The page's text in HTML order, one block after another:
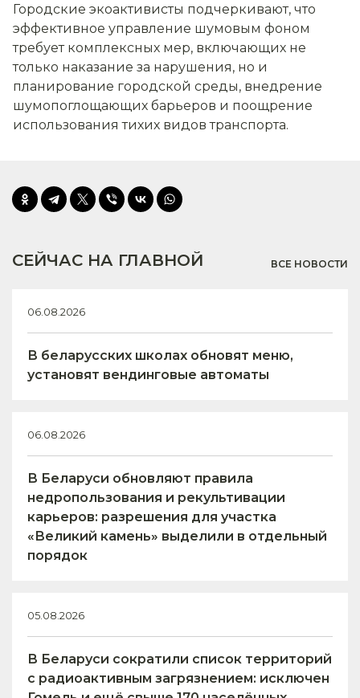
Городские экоактивисты подчеркивают, что
эффективное управление шумовым фоном
требует комплексных мер, включающих не
только наказание за нарушения, но и
планирование городской среды, внедрение
шумопоглощающих барьеров и поощрение
использования тихих видов транспорта.
СЕЙЧАС НА ГЛАВНОЙ ВСЕ НОВОСТИ
06.08.2026
В беларусских школах обновят меню,
установят вендинговые автоматы
06.08.2026
В Беларуси обновляют правила
недропользования и рекультивации
карьеров: разрешения для участка
«Великий камень» выделили в отдельный
порядок
05.08.2026
В Беларуси сократили список территорий
с радиоактивным загрязнением: исключен